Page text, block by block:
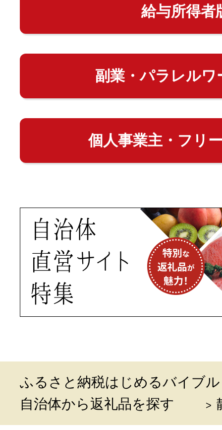
給与所得者
副業・パラレルワ
個人事業主・フリ
ふるさと納税はじめるバイブル
自治体から返礼品を探す